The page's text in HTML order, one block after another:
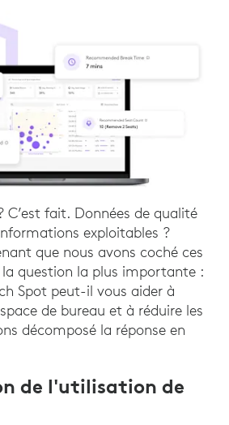
C’est fait. Données de qualité
exploitables ?
que nous avons coché ces
la question la plus importante :
Spot peut-il vous aider à
de bureau et à réduire les
décomposé la réponse en
de l'utilisation de